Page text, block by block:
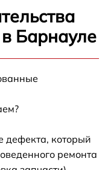
Барнауле
дефекта, который
ремонта